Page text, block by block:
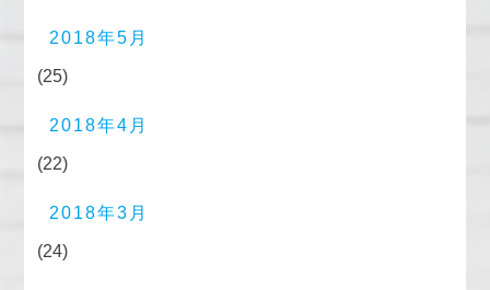
2018年5月
(25)
2018年4月
(22)
2018年3月
(24)